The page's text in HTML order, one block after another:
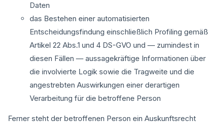
Daten
das Bestehen einer automatisierten
Entscheidungsfindung einschließlich Profiling gemäß
Artikel 22 Abs.1 und 4 DS-GVO und — zumindest in
diesen Fällen — aussagekräftige Informationen über
die involvierte Logik sowie die Tragweite und die
angestrebten Auswirkungen einer derartigen
Verarbeitung für die betroffene Person
Ferner steht der betroffenen Person ein Auskunftsrecht